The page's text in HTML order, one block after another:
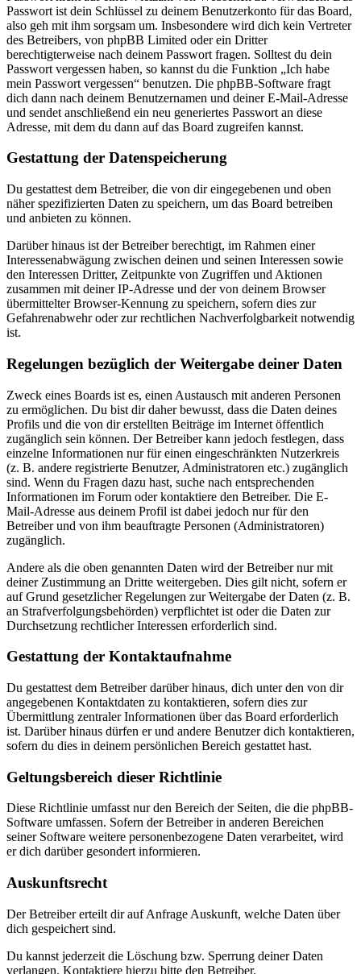
Passwort ist dein Schlüssel zu deinem Benutzerkonto für das Board,
also geh mit ihm sorgsam um. Insbesondere wird dich kein Vertreter
des Betreibers, von phpBB Limited oder ein Dritter
berechtigterweise nach deinem Passwort fragen. Solltest du dein
Passwort vergessen haben, so kannst du die Funktion „Ich habe
mein Passwort vergessen“ benutzen. Die phpBB-Software fragt
dich dann nach deinem Benutzernamen und deiner E-Mail-Adresse
und sendet anschließend ein neu generiertes Passwort an diese
Adresse, mit dem du dann auf das Board zugreifen kannst.
Gestattung der Datenspeicherung
Du gestattest dem Betreiber, die von dir eingegebenen und oben
näher spezifizierten Daten zu speichern, um das Board betreiben
und anbieten zu können.
Darüber hinaus ist der Betreiber berechtigt, im Rahmen einer
Interessenabwägung zwischen deinen und seinen Interessen sowie
den Interessen Dritter, Zeitpunkte von Zugriffen und Aktionen
zusammen mit deiner IP-Adresse und der von deinem Browser
übermittelter Browser-Kennung zu speichern, sofern dies zur
Gefahrenabwehr oder zur rechtlichen Nachverfolgbarkeit notwendig
ist.
Regelungen bezüglich der Weitergabe deiner Daten
Zweck eines Boards ist es, einen Austausch mit anderen Personen
zu ermöglichen. Du bist dir daher bewusst, dass die Daten deines
Profils und die von dir erstellten Beiträge im Internet öffentlich
zugänglich sein können. Der Betreiber kann jedoch festlegen, dass
einzelne Informationen nur für einen eingeschränkten Nutzerkreis
(z. B. andere registrierte Benutzer, Administratoren etc.) zugänglich
sind. Wenn du Fragen dazu hast, suche nach entsprechenden
Informationen im Forum oder kontaktiere den Betreiber. Die E-
Mail-Adresse aus deinem Profil ist dabei jedoch nur für den
Betreiber und von ihm beauftragte Personen (Administratoren)
zugänglich.
Andere als die oben genannten Daten wird der Betreiber nur mit
deiner Zustimmung an Dritte weitergeben. Dies gilt nicht, sofern er
auf Grund gesetzlicher Regelungen zur Weitergabe der Daten (z. B.
an Strafverfolgungsbehörden) verpflichtet ist oder die Daten zur
Durchsetzung rechtlicher Interessen erforderlich sind.
Gestattung der Kontaktaufnahme
Du gestattest dem Betreiber darüber hinaus, dich unter den von dir
angegebenen Kontaktdaten zu kontaktieren, sofern dies zur
Übermittlung zentraler Informationen über das Board erforderlich
ist. Darüber hinaus dürfen er und andere Benutzer dich kontaktieren,
sofern du dies in deinem persönlichen Bereich gestattet hast.
Geltungsbereich dieser Richtlinie
Diese Richtlinie umfasst nur den Bereich der Seiten, die die phpBB-
Software umfassen. Sofern der Betreiber in anderen Bereichen
seiner Software weitere personenbezogene Daten verarbeitet, wird
er dich darüber gesondert informieren.
Auskunftsrecht
Der Betreiber erteilt dir auf Anfrage Auskunft, welche Daten über
dich gespeichert sind.
Du kannst jederzeit die Löschung bzw. Sperrung deiner Daten
verlangen. Kontaktiere hierzu bitte den Betreiber.